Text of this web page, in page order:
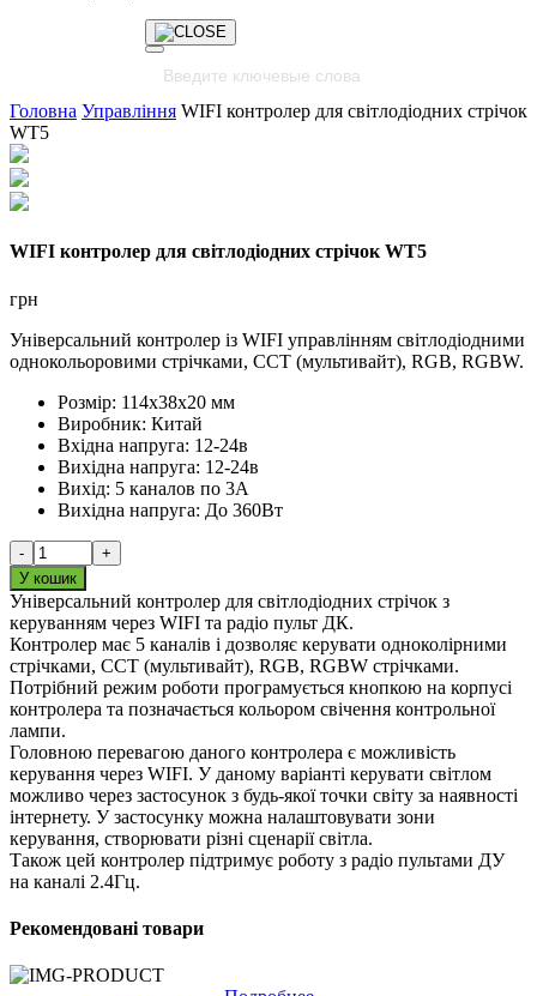
Головна Управління WIFI контролер для світлодіодних стрічок
WT5
WIFI контролер для світлодіодних стрічок WT5
грн
Універсальний контролер із WIFI управлінням світлодіодними
однокольоровими стрічками, CCT (мультивайт), RGB, RGBW.
Розмір: 114х38х20 мм
Виробник: Китай
Вхідна напруга: 12-24в
Вихідна напруга: 12-24в
Вихід: 5 каналов по 3А
Вихідна напруга: До 360Вт
-
+
У кошик
Універсальний контролер для світлодіодних стрічок з
керуванням через WIFI та радіо пульт ДК.
Контролер має 5 каналів і дозволяє керувати одноколірними
стрічками, CCT (мультивайт), RGB, RGBW стрічками.
Потрібний режим роботи програмується кнопкою на корпусі
контролера та позначається кольором свічення контрольної
лампи.
Головною перевагою даного контролера є можливість
керування через WIFI. У даному варіанті керувати світлом
можливо через застосунок з будь-якої точки світу за наявності
інтернету. У застосунку можна налаштовувати зони
керування, створювати різні сценарії світла.
Також цей контролер підтримує роботу з радіо пультами ДУ
на каналі 2.4Гц.
Рекомендовані товари